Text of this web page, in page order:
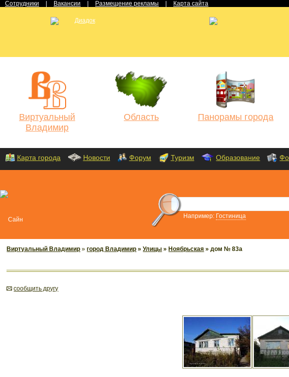
Сотрудники Вакансии Размещение рекламы Карта сайта
Виртуальный
Владимир
Область Панорамы города
Карта города Новости Форум Туризм Образование
Например: Гостиница
Виртуальный Владимир »город Владимир »Улицы » Ноябрьская » дом № 83а
cообщить другу